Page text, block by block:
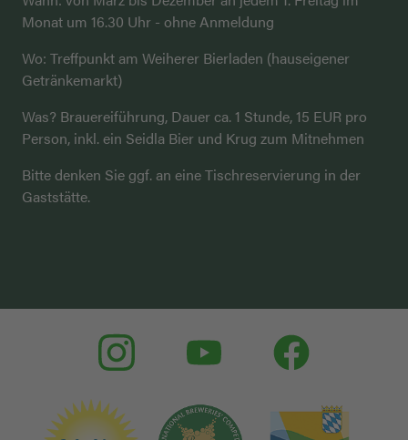
Monat um 16.30 Uhr - ohne Anmeldung
Wo: Treffpunkt am Weiherer Bierladen (hauseigener
Getränkemarkt)
Was? Brauereiführung, Dauer ca. 1 Stunde, 15 EUR pro
Person, inkl. ein Seidla Bier und Krug zum Mitnehmen
Bitte denken Sie ggf. an eine Tischreservierung in der
Gaststätte.